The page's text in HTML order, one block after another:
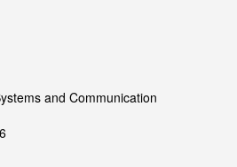
and Communication